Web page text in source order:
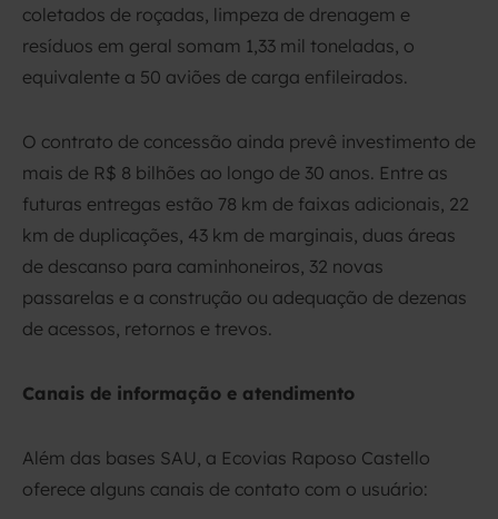
coletados de roçadas, limpeza de drenagem e
resíduos em geral somam 1,33 mil toneladas, o
equivalente a 50 aviões de carga enfileirados.
O contrato de concessão ainda prevê investimento de
mais de R$ 8 bilhões ao longo de 30 anos. Entre as
futuras entregas estão 78 km de faixas adicionais, 22
km de duplicações, 43 km de marginais, duas áreas
de descanso para caminhoneiros, 32 novas
passarelas e a construção ou adequação de dezenas
de acessos, retornos e trevos.
Canais de informação e atendimento
Além das bases SAU, a Ecovias Raposo Castello
oferece alguns canais de contato com o usuário: